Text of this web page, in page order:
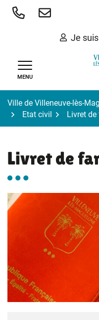
Aller
Je
MENU
Ville de Villeneuve-lès-
Etat civil
Livret
Livret de